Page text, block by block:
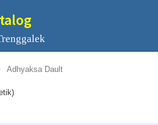
Adhyaksa Dault